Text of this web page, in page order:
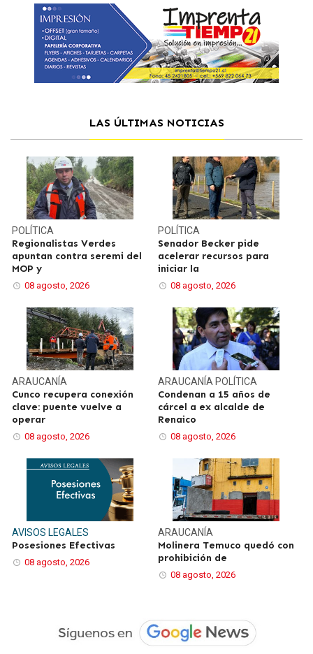
LAS ÚLTIMAS NOTICIAS
POLÍTICA
Regionalistas Verdes
apuntan contra seremi del
MOP y
08 agosto, 2026
POLÍTICA
Senador Becker pide
acelerar recursos para
iniciar la
08 agosto, 2026
ARAUCANÍA
Cunco recupera conexión
clave: puente vuelve a
operar
08 agosto, 2026
ARAUCANÍA POLÍTICA
Condenan a 15 años de
cárcel a ex alcalde de
Renaico
08 agosto, 2026
AVISOS LEGALES
Posesiones Efectivas
08 agosto, 2026
ARAUCANÍA
Molinera Temuco quedó con
prohibición de
08 agosto, 2026